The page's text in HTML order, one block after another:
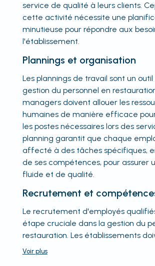
service de qualité à leurs clients.
cette activité nécessite une
minutieuse pour répondre aux
l'établissement.
Plannings et organisation
Les plannings de travail sont un
gestion du personnel en
managers doivent allouer les
humaines de manière efficace
les postes nécessaires lors des
planning garantit que chaque
affecté à des tâches spécifiques,
de ses compétences, pour assurer
fluide et de qualité.
Recrutement et
Le recrutement d'employés
étape cruciale dans la gestion du
restauration. Les établissements
Voir plus